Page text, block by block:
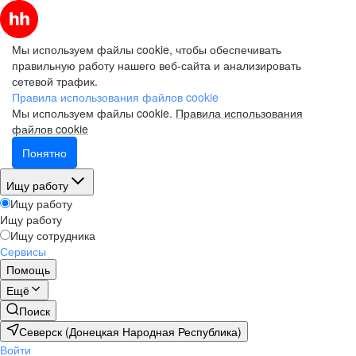
Мы используем файлы cookie, чтобы обеспечивать
правильную работу нашего веб-сайта и анализировать
сетевой трафик.
Правила использования файлов cookie
Мы используем файлы cookie. Правила использования
файлов cookie
Понятно
Ищу работу
Ищу работу
Ищу работу
Ищу сотрудника
Сервисы
Помощь
Ещё
Поиск
Северск (Донецкая Народная Республика)
Войти